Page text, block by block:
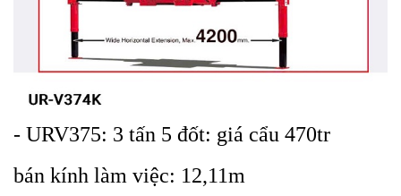
- URV375: 3 tấn 5 đốt: giá cẩu 470tr
bán kính làm việc: 12,11m